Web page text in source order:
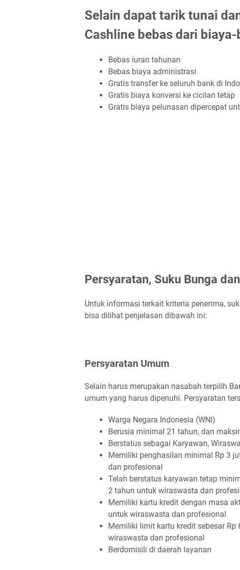
Selain dapat tarik tunai
Cashline bebas dari
Bebas iuran tahunan
Bebas biaya administrasi
Gratis transfer ke seluruh bank di
Gratis biaya konversi ke cicilan tetap
Gratis biaya pelunasan dipercepat
Persyaratan, Suku Bunga
Untuk informasi terkait kriteria penerima,
bisa dilihat penjelasan dibawah ini:
Persyaratan Umum
Selain harus merupakan nasabah terpilih
umum yang harus dipenuhi. Persyaratan
Warga Negara Indonesia (WNI)
Berusia minimal 21 tahun, dan
Berstatus sebagai Karyawan,
Memiliki penghasilan minimal Rp 3
dan profesional
Telah berstatus karyawan tetap
2 tahun untuk wiraswasta dan
Memiliki kartu kredit dengan masa
untuk wiraswasta dan profesional
Memiliki limit kartu kredit sebesar
wiraswasta dan profesional
Berdomisili di daerah layanan